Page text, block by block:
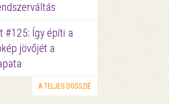
#125: Így építi a
jövőjét a
A TELJES DOSSZIÉ